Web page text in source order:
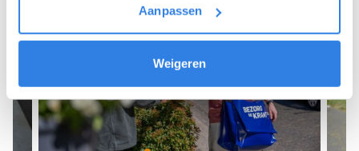
Aanpassen
Weigeren